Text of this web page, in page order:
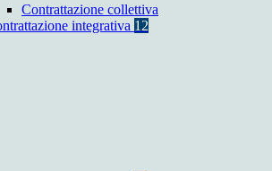
Contrattazione collettiva
integrativa 12